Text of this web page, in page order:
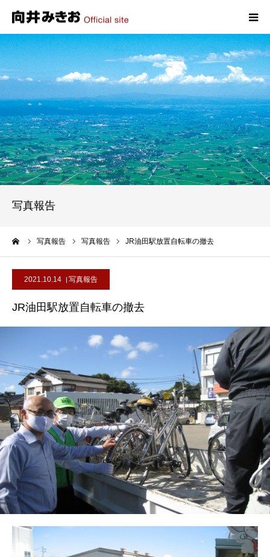
写真報告
写真報告 写真報告 JR油田駅放置自転車の撤去
2021.10.14 写真報告
JR油田駅放置自転車の撤去
HOME
プロフィール
政策
活動報告